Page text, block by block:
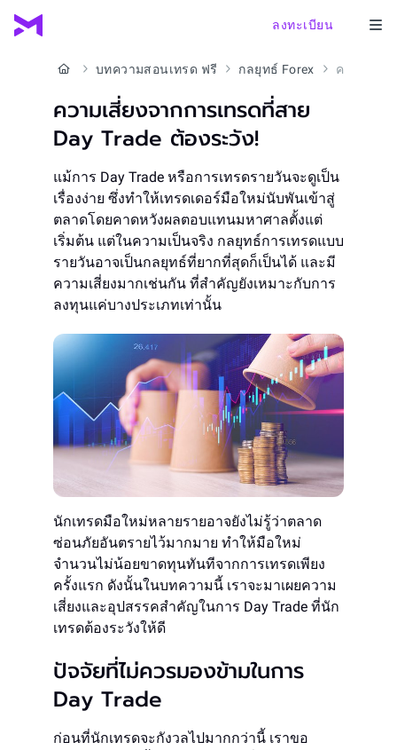
ลงทะเบียน
บทความสอนเทรด ฟรี กลยุทธ์ Forex
ความเสี่ยงจากการเทรดที่สาย
Day Trade ต้องระวัง!
แม้การ Day Trade หรือการเทรดรายวันจะดูเป็น
เรื่องง่าย ซึ่งทำให้เทรดเดอร์มือใหม่นับพันเข้าสู่
ตลาดโดยคาดหวังผลตอบแทนมหาศาลตั้งแต่
เริ่มต้น แต่ในความเป็นจริง กลยุทธ์การเทรดแบบ
รายวันอาจเป็นกลยุทธ์ที่ยากที่สุดก็เป็นได้ และมี
ความเสี่ยงมากเช่นกัน ที่สำคัญยังเหมาะกับการ
ลงทุนแค่บางประเภทเท่านั้น
นักเทรดมือใหม่หลายรายอาจยังไม่รู้ว่าตลาด
ซ่อนภัยอันตรายไว้มากมาย ทำให้มือใหม่
จำนวนไม่น้อยขาดทุนทันทีจากการเทรดเพียง
ครั้งแรก ดังนั้นในบทความนี้ เราจะมาเผยความ
เสี่ยงและอุปสรรคสำคัญในการ Day Trade ที่นัก
เทรดต้องระวังให้ดี
ปัจจัยที่ไม่ควรมองข้ามในการ
Day Trade
ก่อนที่นักเทรดจะกังวลไปมากกว่านี้ เราขอ